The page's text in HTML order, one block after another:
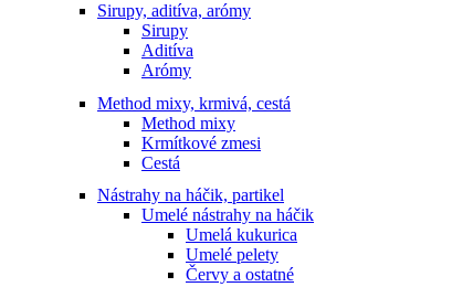
Sirupy, aditíva, arómy
Sirupy
Aditíva
Arómy
Method mixy, krmivá, cestá
Method mixy
Krmítkové zmesi
Cestá
Nástrahy na háčik, partikel
Umelé nástrahy na háčik
Umelá kukurica
Umelé pelety
Červy a ostatné